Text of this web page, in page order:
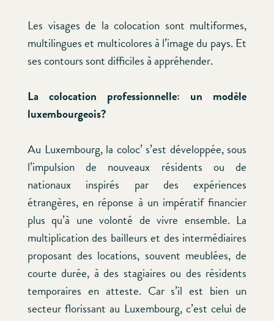
Les visages de la colocation sont multiformes,
multilingues et multicolores à l’image du pays. Et
ses contours sont difficiles à appréhender.
La colocation professionnelle: un modèle
luxembourgeois?
Au Luxembourg, la coloc’ s’est développée, sous
l’impulsion de nouveaux résidents ou de
nationaux inspirés par des expériences
étrangères, en réponse à un impératif financier
plus qu’à une volonté de vivre ensemble. La
multiplication des bailleurs et des intermédiaires
proposant des locations, souvent meublées, de
courte durée, à des stagiaires ou des résidents
temporaires en atteste. Car s’il est bien un
secteur florissant au Luxembourg, c’est celui de